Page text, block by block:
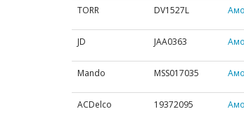
TORR DV1527L
JD JAA0363
Mando MSS017035
ACDelco 19372095